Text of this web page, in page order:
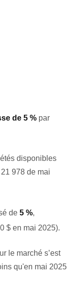
de 5 % par
disponibles
978 de mai
de 5 %,
$ en mai 2025).
le marché s’est
qu'en mai 2025